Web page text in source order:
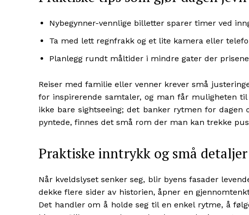
Nybegynner-vennlige billetter sparer timer ved
Ta med lett regnfrakk og et lite kamera eller
Planlegg rundt måltider i mindre gater der
Reiser med familie eller venner krever små
for inspirerende samtaler, og man får muligheten
ikke bare sightseeing; det banker rytmen for
pyntede, finnes det små rom der man kan trekke
Praktiske inntrykk og små detaljer
Når kveldslyset senker seg, blir byens fasader
dekke flere sider av historien, åpner en
Det handler om å holde seg til en enkel rytme, å